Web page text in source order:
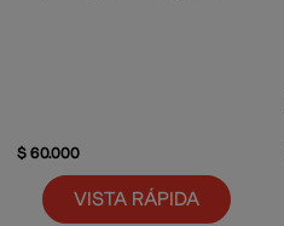
$60.000
VISTA RÁPIDA